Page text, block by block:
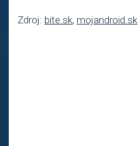
Zdroj: bite.sk, mojandroid.sk